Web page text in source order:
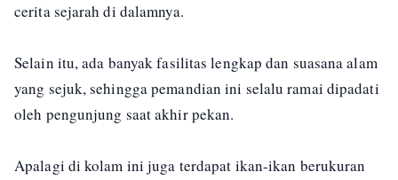
cerita sejarah di dalamnya.
Selain itu, ada banyak fasilitas lengkap dan suasana alam
yang sejuk, sehingga pemandian ini selalu ramai dipadati
oleh pengunjung saat akhir pekan.
Apalagi di kolam ini juga terdapat ikan-ikan berukuran